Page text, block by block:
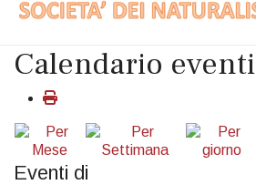
Calendario eventi
Eventi di